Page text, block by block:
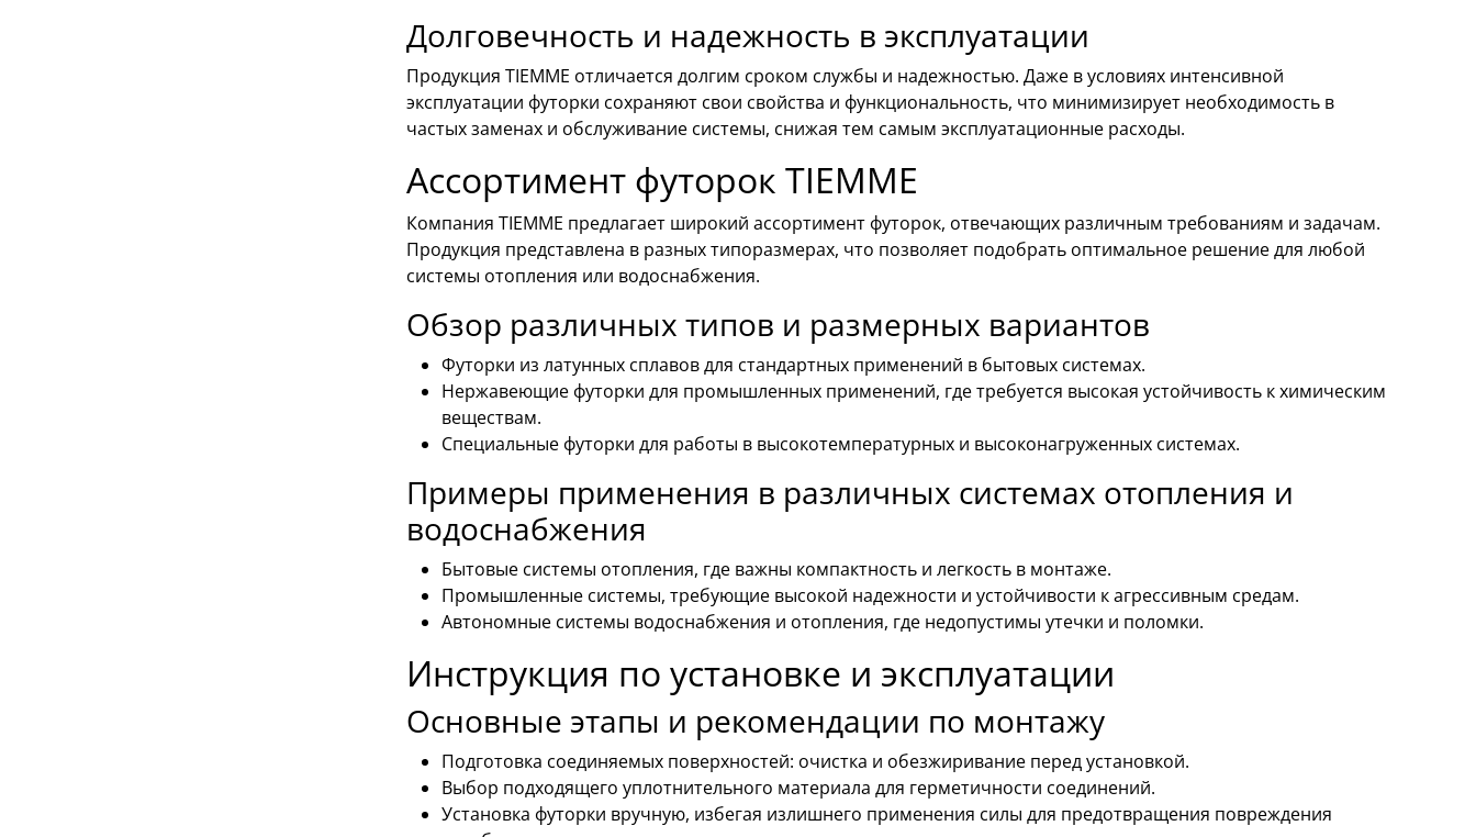
Долговечность и надежность в эксплуатации
Продукция TIEMME отличается долгим сроком службы и надежностью. Даже в условиях интенсивной
эксплуатации футорки сохраняют свои свойства и функциональность, что минимизирует необходимость в
частых заменах и обслуживание системы, снижая тем самым эксплуатационные расходы.
Ассортимент футорок TIEMME
Компания TIEMME предлагает широкий ассортимент футорок, отвечающих различным требованиям и задачам.
Продукция представлена в разных типоразмерах, что позволяет подобрать оптимальное решение для любой
системы отопления или водоснабжения.
Обзор различных типов и размерных вариантов
Футорки из латунных сплавов для стандартных применений в бытовых системах.
Нержавеющие футорки для промышленных применений, где требуется высокая устойчивость к химическим
веществам.
Специальные футорки для работы в высокотемпературных и высоконагруженных системах.
Примеры применения в различных системах отопления и
водоснабжения
Бытовые системы отопления, где важны компактность и легкость в монтаже.
Промышленные системы, требующие высокой надежности и устойчивости к агрессивным средам.
Автономные системы водоснабжения и отопления, где недопустимы утечки и поломки.
Инструкция по установке и эксплуатации
Основные этапы и рекомендации по монтажу
Подготовка соединяемых поверхностей: очистка и обезжиривание перед установкой.
Выбор подходящего уплотнительного материала для герметичности соединений.
Установка футорки вручную, избегая излишнего применения силы для предотвращения повреждения